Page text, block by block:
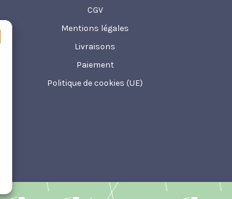
CGV
Mentions légales
Livraisons
Paiement
Politique de cookies (UE)